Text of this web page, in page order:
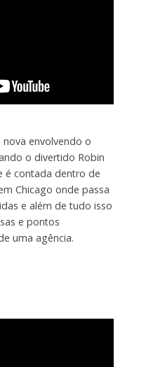
envolvendo o
o divertido Robin
é contada dentro de
Chicago onde passa
e além de tudo isso
e pontos
uma agência.